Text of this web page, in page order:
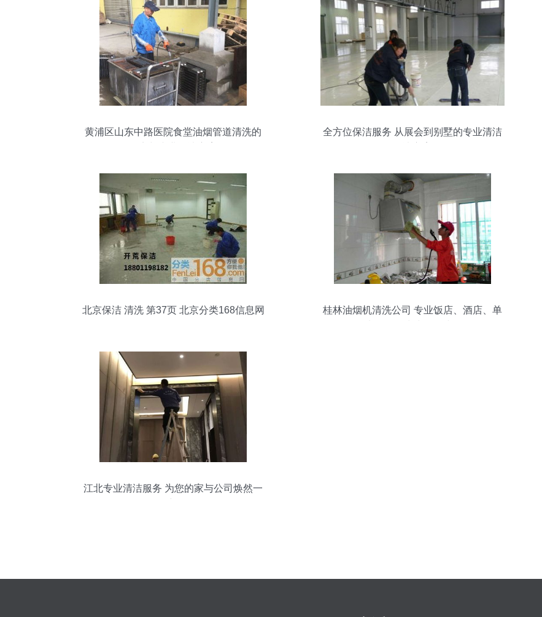
黄浦区山东中路医院食堂油烟管道清洗的
全方位保洁服务 从展会到别墅的专业清洁
北京保洁 清洗 第37页 北京分类168信息网
桂林油烟机清洗公司 专业饭店、酒店、单
江北专业清洁服务 为您的家与公司焕然一